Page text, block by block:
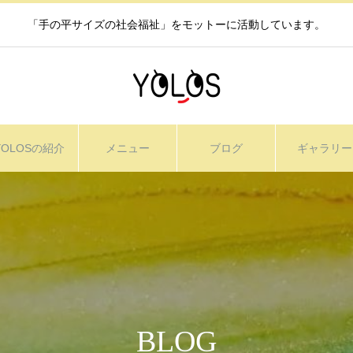
「手の平サイズの社会福祉」をモットーに活動しています。
の紹介 メニュー ブログ ギャラリー
BLOG